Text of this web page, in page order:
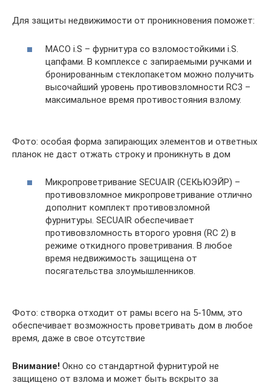
Для защиты недвижимости от проникновения поможет:
МАСО i.S – фурнитура со взломостойкими i.S.
цапфами. В комплексе с запираемыми ручками и
бронированным стеклопакетом можно получить
высочайший уровень противовзломности RC3 –
максимальное время противостояния взлому.
Фото: особая форма запирающих элементов и ответных
планок не даст отжать строку и проникнуть в дом
Микропроветривание SECUAIR (СЕКЬЮЭЙР) –
противовзломное микропроветривание отлично
дополнит комплект противовзломной
фурнитуры. SECUAIR обеспечивает
противовзломность второго уровня (RC 2) в
режиме откидного проветривания. В любое
время недвижимость защищена от
посягательства злоумышленников.
Фото: створка отходит от рамы всего на 5-10мм, это
обеспечивает возможность проветривать дом в любое
время, даже в свое отсутствие
Внимание! Окно со стандартной фурнитурой не
защищено от взлома и может быть вскрыто за